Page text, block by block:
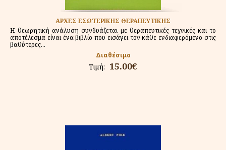
ΑΡΧΕΣ ΕΣΩΤΕΡΙΚΗΣ ΘΕΡΑΠΕΥΤΙΚΗΣ
Η θεωρητική ανάλυση συνδυάζεται με θεραπευτικές τεχνικές και το
αποτέλεσμα είναι ένα βιβλίο που εισάγει τον κάθε ενδιαφερόμενο στις
βαθύτερες...
Διαθέσιμο
Τιμή: 15.00€